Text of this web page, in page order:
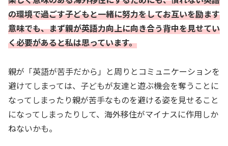
の環境で過ごす子どもと一緒に努力をしてお互いを励ます
意味でも、まず親が英語力向上に向き合う背中を見せてい
く必要があると私は思っています。
親が「英語が苦手だから」と周りとコミュニケーションを
避けてしまっては、子どもが友達と遊ぶ機会を奪うことに
なってしまったり親が苦手なものを避ける姿を見せること
になってしまったりして、海外移住がマイナスに作用しか
ねないかも。